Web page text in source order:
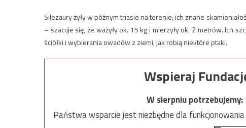
Silezaury żyły w późnym triasie na terenie; ich znane
– szacuje się, że ważyły ok. 15 kg i mierzyły ok. 2 metrów. Ich
ściółki i wybierania owadów z ziemi, jak robią niektóre ptaki.
Wspieraj
W sierpniu potrzebujemy:
Państwa wsparcie jest niezbędne dla